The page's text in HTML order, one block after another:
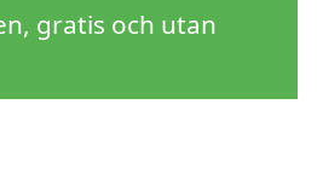
gratis och utan